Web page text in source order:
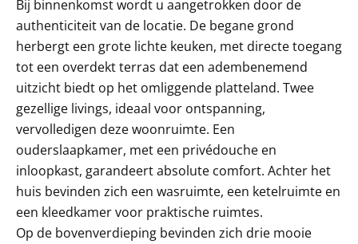
Bij binnenkomst wordt u aangetrokken door de
authenticiteit van de locatie. De begane grond
herbergt een grote lichte keuken, met directe toegang
tot een overdekt terras dat een adembenemend
uitzicht biedt op het omliggende platteland. Twee
gezellige livings, ideaal voor ontspanning,
vervolledigen deze woonruimte. Een
ouderslaapkamer, met een privédouche en
inloopkast, garandeert absolute comfort. Achter het
huis bevinden zich een wasruimte, een ketelruimte en
een kleedkamer voor praktische ruimtes.
Op de bovenverdieping bevinden zich drie mooie